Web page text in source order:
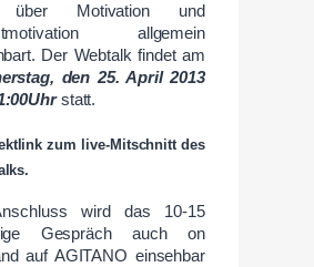
über Motivation und
allgemein
Der Webtalk findet am
den 25. April 2013
statt.
zum live-Mitschnitt des
wird das 10-15
Gespräch auch on
auf AGITANO einsehbar